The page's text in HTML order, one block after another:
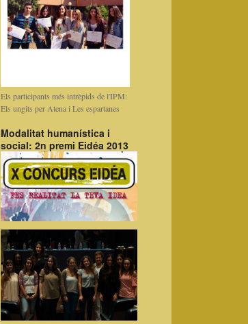
Els participants més intrèpids de l'IPM:
Els ungits per Atena i Les espartanes
Modalitat humanística i
social: 2n premi Eidéa 2013